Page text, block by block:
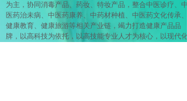
为主，协同消毒产品、药妆、特妆产品，整合中医诊疗、中
医药治未病、中医药康养、中药材种植、中医药文化传承、
健康教育、健康旅游等相关产业链，竭力打造健康产品品
牌，以高科技为依托，以高技能专业人才为核心，以现代化